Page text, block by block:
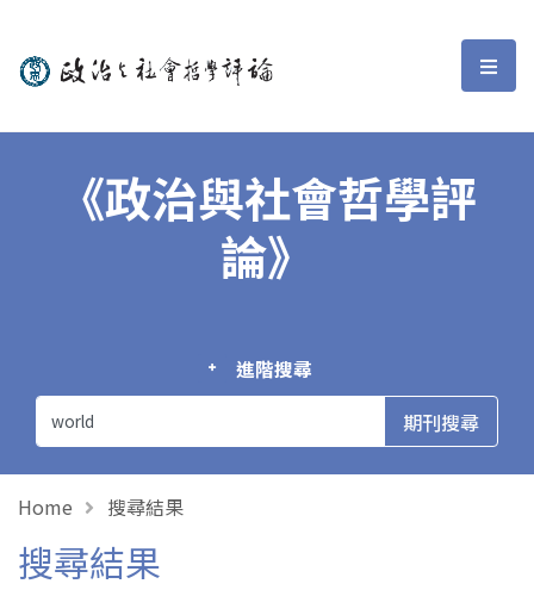
政治與社會哲學評論 選
《政治與社會哲學評
論》
進階搜尋
Home 搜尋結果
搜尋結果